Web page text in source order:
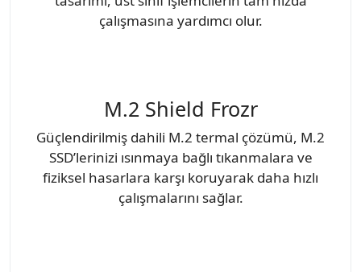
çalışmasına yardımcı olur.
M.2 Shield Frozr
Güçlendirilmiş dahili M.2 termal çözümü, M.2
SSD’lerinizi ısınmaya bağlı tıkanmalara ve
fiziksel hasarlara karşı koruyarak daha hızlı
çalışmalarını sağlar.